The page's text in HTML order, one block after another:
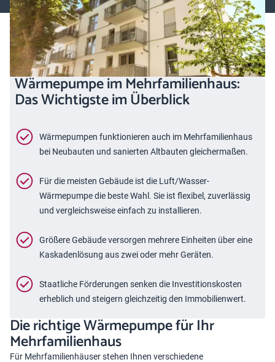
auch älteren Gebäuden.
Wärmepumpe im Mehrfamilienhaus:
Das Wichtigste im Überblick
Wärmepumpen funktionieren auch im Mehrfamilienhaus
bei Neubauten und sanierten Altbauten gleichermaßen.
Für die meisten Gebäude ist die Luft/Wasser-
Wärmepumpe die beste Wahl. Sie ist flexibel, zuverlässig
und vergleichsweise einfach zu installieren.
Größere Gebäude versorgen mehrere Einheiten über eine
Kaskadenlösung aus zwei oder mehr Geräten.
Staatliche Förderungen senken die Investitionskosten
erheblich und steigern gleichzeitig den Immobilienwert.
Die richtige Wärmepumpe für Ihr
Mehrfamilienhaus
Für Mehrfamilienhäuser stehen Ihnen verschiedene